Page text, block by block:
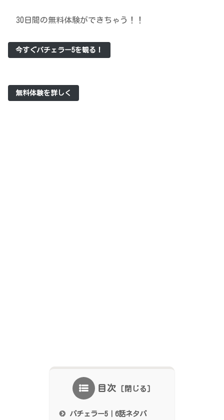
30日間の無料体験ができちゃう！！
今すぐバチェラー5を観る！
無料体験を詳しく
目次
バチェラー5｜6話ネタバ